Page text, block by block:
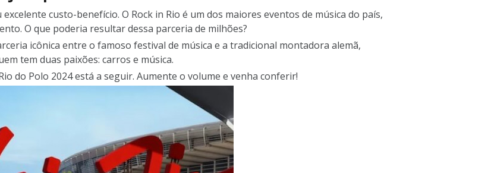
custo-benefício. O Rock in Rio é um dos maiores eventos de música do país,
O que poderia resultar dessa parceria de milhões?
icônica entre o famoso festival de música e a tradicional montadora alemã,
tem duas paixões: carros e música.
do Polo 2024 está a seguir. Aumente o volume e venha conferir!